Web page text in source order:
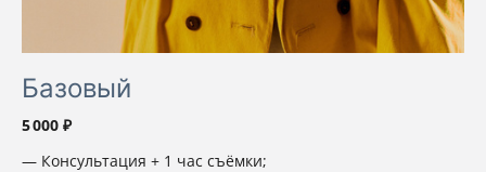
Базовый
5 000 ₽
Консультация + 1 час съёмки;